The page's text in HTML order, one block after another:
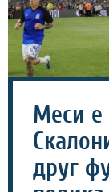
Меси е
друг